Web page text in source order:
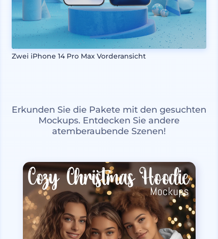
Zwei iPhone 14 Pro Max Vorderansicht
Erkunden Sie die Pakete mit den gesuchten
Mockups. Entdecken Sie andere
atemberaubende Szenen!